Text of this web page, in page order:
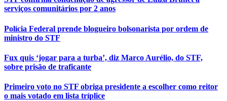
serviços comunitários por 2 anos
Polícia Federal prende blogueiro bolsonarista por ordem de
ministro do STF
Fux quis ‘jogar para a turba’, diz Marco Aurélio, do STF,
sobre prisão de traficante
Primeiro voto no STF obriga presidente a escolher como reitor
o mais votado em lista tríplice